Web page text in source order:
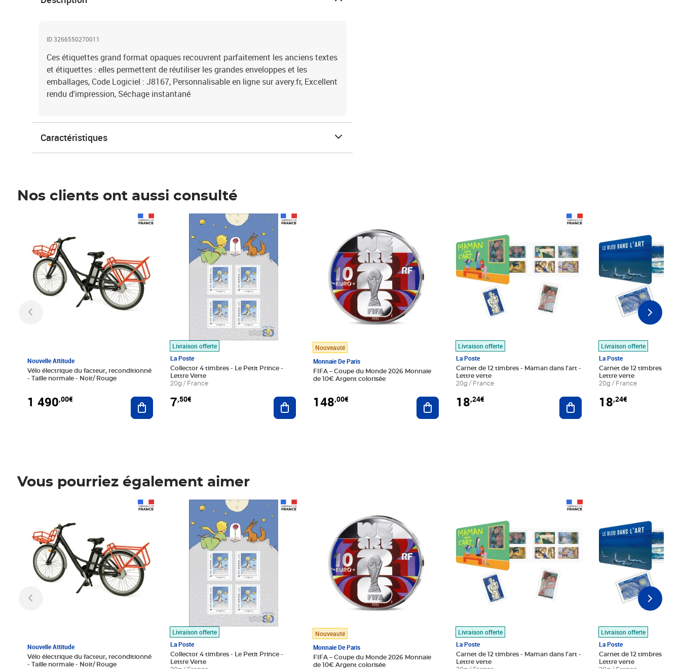
ID 3266550270011
Ces étiquettes grand format opaques recouvrent parfaitement les anciens textes
et étiquettes : elles permettent de réutiliser les grandes enveloppes et les
emballages, Code Logiciel : J8167, Personnalisable en ligne sur avery.fr, Excellent
rendu d'impression, Séchage instantané
Caractéristiques
Nos clients ont aussi consulté
Nouvelle Attitude
Vélo électrique du facteur, reconditionné
- Taille normale - Noir/ Rouge
1 490,00€ Ajouter au panier
Livraison offerte
La Poste
Collector 4 timbres - Le Petit Prince -
Lettre Verte
20g / France
7,50€
Prix 7,50€
Ajouter au panier
Nouveauté
Monnaie De Paris
FIFA – Coupe du Monde 2026 Monnaie
de 10€ Argent colorisée
148,00€ Ajouter au panier
Livraison offerte
La Poste
Carnet de 12 timbres - Maman dans l'art -
Lettre verte
20g / France
18,24€ Ajouter au panier
Livraison offerte
La Poste
Carnet de 12 timbres - Le
Lettre verte
20g / France
18,24€
Vous pourriez également aimer
Nouvelle Attitude
Vélo électrique du facteur, reconditionné
- Taille normale - Noir/ Rouge
Livraison offerte
La Poste
Collector 4 timbres - Le Petit Prince -
Lettre Verte
Prix 7,50€
Nouveauté
Monnaie De Paris
FIFA – Coupe du Monde 2026 Monnaie
de 10€ Argent colorisée
Livraison offerte
La Poste
Carnet de 12 timbres - Maman dans l'art -
Lettre verte
Livraison offerte
La Poste
Carnet de 12 timbres - Le
Lettre verte